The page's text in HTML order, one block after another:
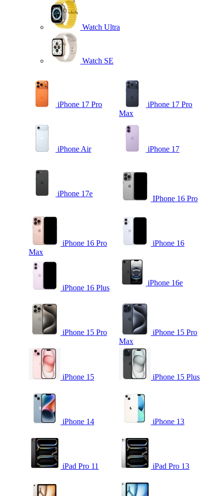
Watch Ultra
Watch SE
iPhone 17 Pro
iPhone 17 Pro
Max
iPhone Air iPhone 17
iPhone 17e
IPhone 16 Pro
iPhone 16 Pro
Max
iPhone 16
iPhone 16 Plus
iPhone 16e
iPhone 15 Pro
iPhone 15 Pro
Max
iPhone 15 iPhone 15 Plus
iPhone 14 iPhone 13
iPad Pro 11 iPad Pro 13